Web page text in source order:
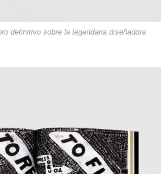
definitivo sobre la legendaria diseñadora